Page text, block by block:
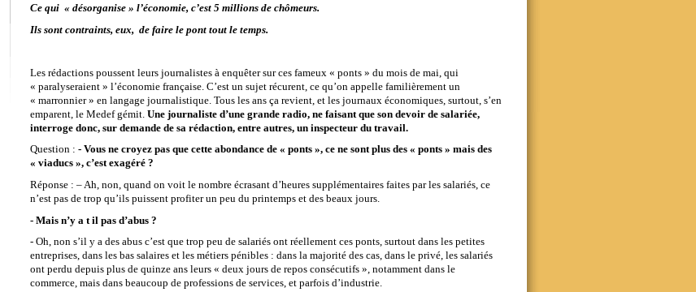
Ce qui « désorganise » l’économie, c’est 5 millions de chômeurs.
Ils sont contraints, eux, de faire le pont tout le temps.
Les rédactions poussent leurs journalistes à enquêter sur ces fameux « ponts » du mois de mai, qui
« paralyseraient » l’économie française. C’est un sujet récurent, ce qu’on appelle familièrement un
« marronnier » en langage journalistique. Tous les ans ça revient, et les journaux économiques, surtout, s’en
emparent, le Medef gémit. Une journaliste d’une grande radio, ne faisant que son devoir de salariée,
interroge donc, sur demande de sa rédaction, entre autres, un inspecteur du travail.
Question : - Vous ne croyez pas que cette abondance de « ponts », ce ne sont plus des « ponts » mais des
« viaducs », c’est exagéré ?
Réponse : – Ah, non, quand on voit le nombre écrasant d’heures supplémentaires faites par les salariés, ce
n’est pas de trop qu’ils puissent profiter un peu du printemps et des beaux jours.
- Mais n’y a t il pas d’abus ?
- Oh, non s’il y a des abus c’est que trop peu de salariés ont réellement ces ponts, surtout dans les petites
entreprises, dans les bas salaires et les métiers pénibles : dans la majorité des cas, dans le privé, les salariés
ont perdu depuis plus de quinze ans leurs « deux jours de repos consécutifs », notamment dans le
commerce, mais dans beaucoup de professions de services, et parfois d’industrie.